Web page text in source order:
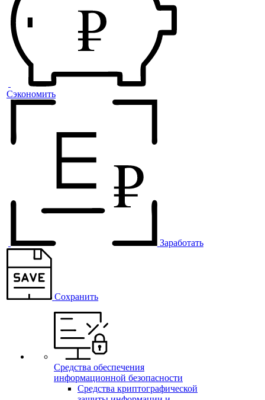
Сэкономить
Заработать
Сохранить
Средства обеспечения
информационной безопасности
Средства криптографической